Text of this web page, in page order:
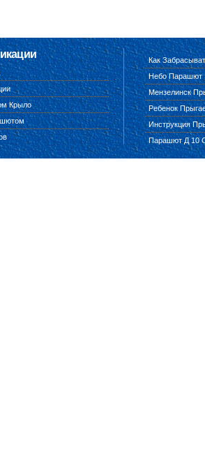
Крыло
Как
Небо Парашют
Мензелинск
Ребенок
Инструкция
Парашют Д 10